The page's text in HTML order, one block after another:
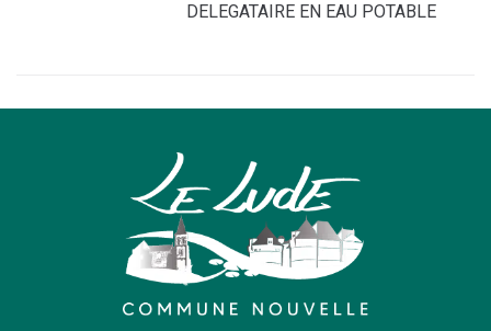
DELEGATAIRE EN EAU POTABLE